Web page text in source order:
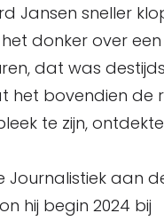
Jansen sneller
donker over
dat was
het bovendien de
te zijn,
Journalistiek aan
hij begin 2024 bij